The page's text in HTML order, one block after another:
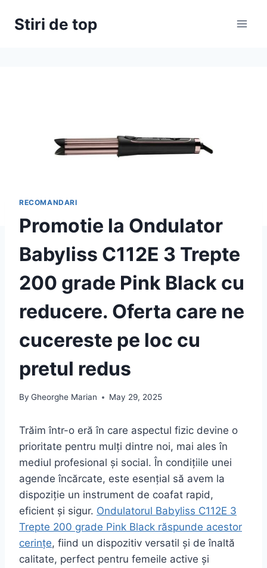
Stiri de top
RECOMANDARI
Promotie la Ondulator
Babyliss C112E 3 Trepte
200 grade Pink Black cu
reducere. Oferta care ne
cucereste pe loc cu
pretul redus
By Gheorghe Marian May 29, 2025
Trăim într-o eră în care aspectul fizic devine o
prioritate pentru mulți dintre noi, mai ales în
mediul profesional și social. În condițiile unei
agende încărcate, este esențial să avem la
dispoziție un instrument de coafat rapid,
eficient și sigur. Ondulatorul Babyliss C112E 3
Trepte 200 grade Pink Black răspunde acestor
cerințe, fiind un dispozitiv versatil și de înaltă
calitate, perfect pentru femeile active și